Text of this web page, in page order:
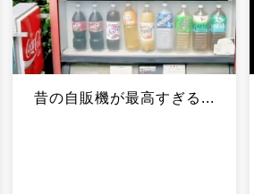
高市首相、鈴木農水相の”あ